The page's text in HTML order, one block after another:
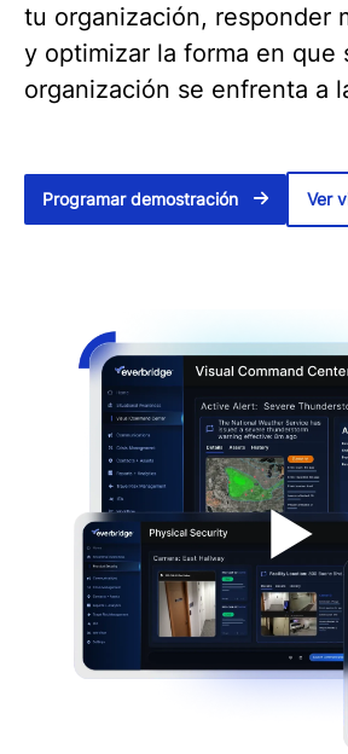
tu organización, responder
y optimizar la forma en que
organización se enfrenta a
Programar demostración Ver